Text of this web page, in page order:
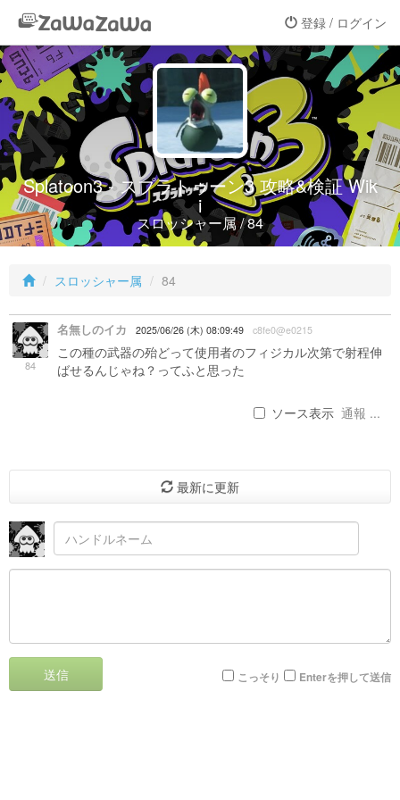
登録 / ログイン
Splatoon3 - スプラトゥーン3 攻略&検証 Wik
i
スロッシャー属 / 84
スロッシャー属 84
84
名無しのイカ 2025/06/26 (木) 08:09:49 c8fe0@e0215
この種の武器の殆どって使用者のフィジカル次第で射程伸
ばせるんじゃね？ってふと思った
ソース表示 通報 ...
最新に更新
送信 こっそり Enterを押して送信